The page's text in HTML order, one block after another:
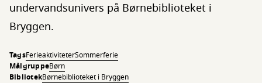
undervandsunivers på Børnebiblioteket i
Bryggen.
TagsFerieaktiviteterSommerferie
MålgruppeBørn
BibliotekBørnebiblioteket i Bryggen